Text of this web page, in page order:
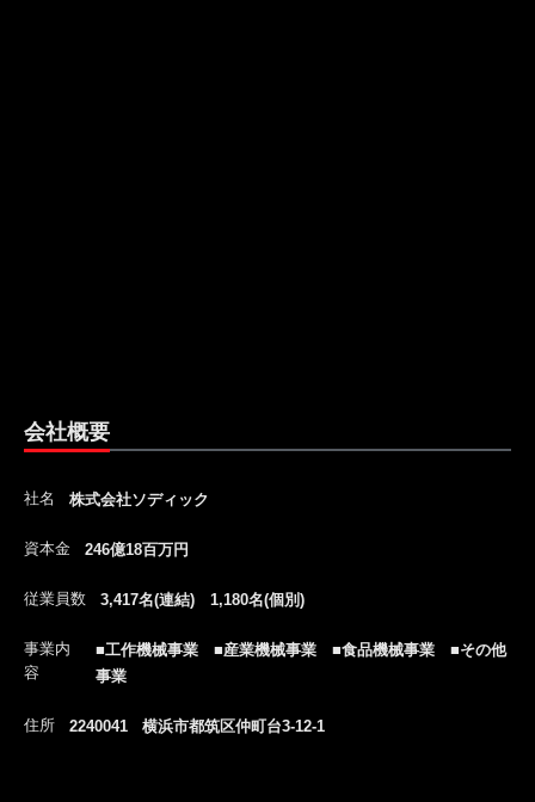
会社概要
社名 株式会社ソディック
資本金 246億18百万円
従業員数 3,417名(連結) 1,180名(個別)
事業内
容
■工作機械事業 ■産業機械事業 ■食品機械事業 ■その他
事業
住所 2240041 横浜市都筑区仲町台3-12-1